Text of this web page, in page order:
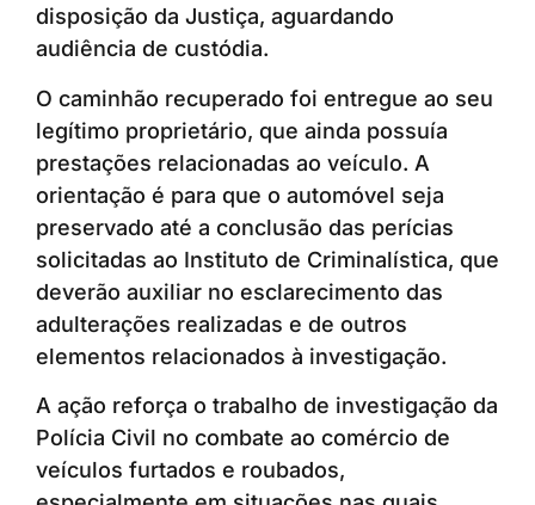
disposição da Justiça, aguardando
audiência de custódia.
O caminhão recuperado foi entregue ao seu
legítimo proprietário, que ainda possuía
prestações relacionadas ao veículo. A
orientação é para que o automóvel seja
preservado até a conclusão das perícias
solicitadas ao Instituto de Criminalística, que
deverão auxiliar no esclarecimento das
adulterações realizadas e de outros
elementos relacionados à investigação.
A ação reforça o trabalho de investigação da
Polícia Civil no combate ao comércio de
veículos furtados e roubados,